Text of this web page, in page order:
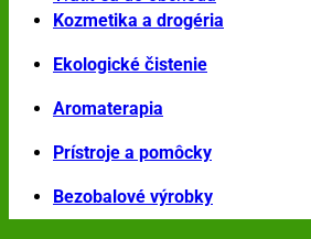
Kozmetika a drogéria
Ekologické čistenie
Aromaterapia
Prístroje a pomôcky
Bezobalové výrobky